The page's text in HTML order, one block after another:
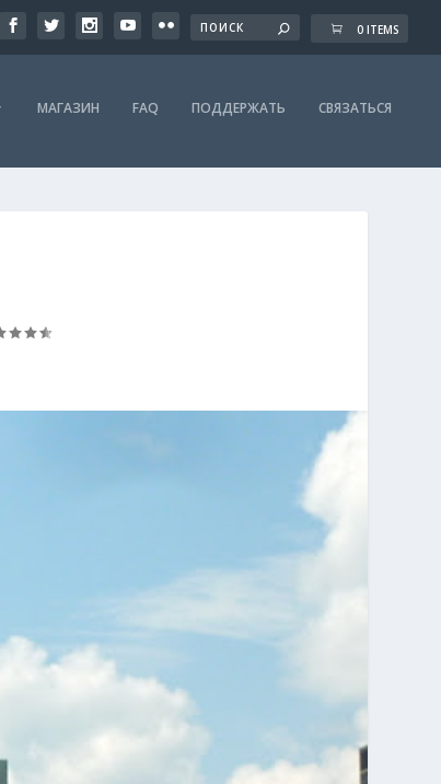
0 ITEMS
МАГАЗИН FAQ ПОДДЕРЖАТЬ СВЯЗАТЬСЯ